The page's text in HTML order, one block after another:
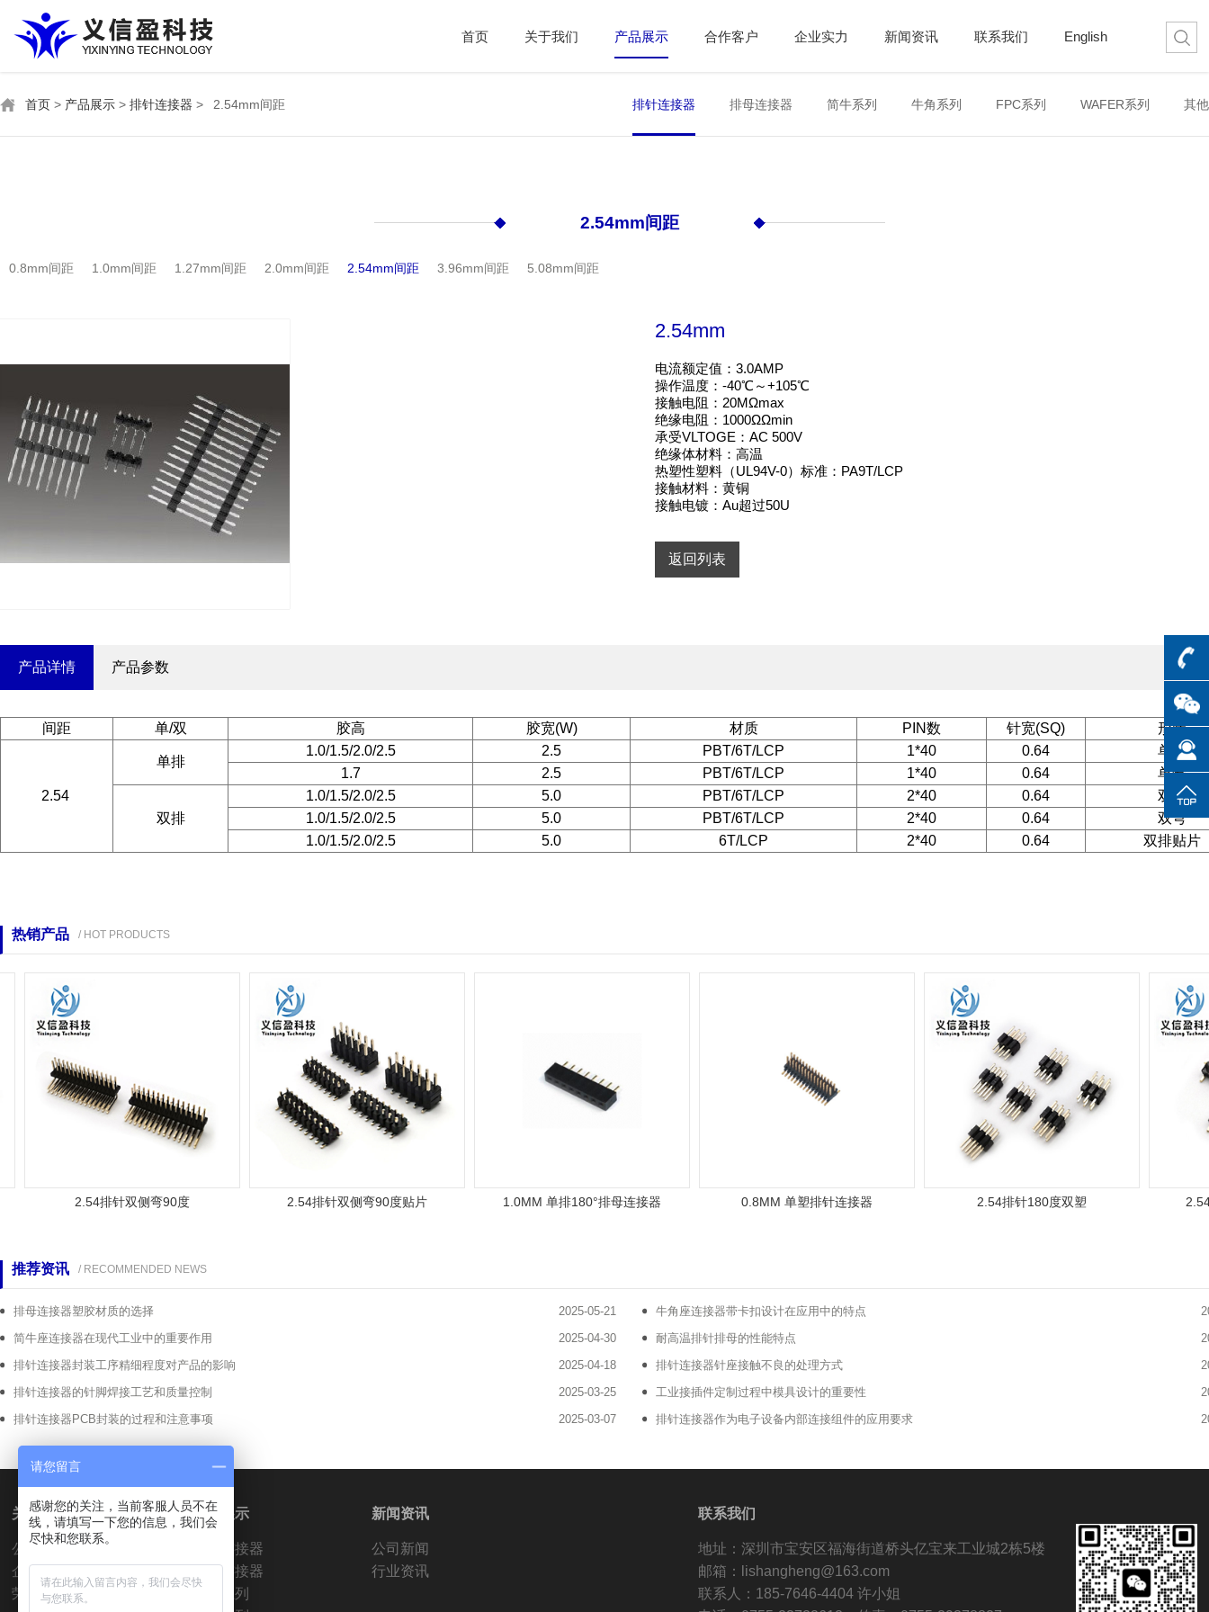
首页 关于我们 产品展示 合作客户 企业实力 新闻资讯 联系我们 English
首页 > 产品展示 > 排针连接器 > 2.54mm间距 排针连接器 排母连接器 简牛系列 牛角系列 FPC系列 WAFER系列 其他
2.54mm间距
0.8mm间距 1.0mm间距 1.27mm间距 2.0mm间距 2.54mm间距 3.96mm间距 5.08mm间距
2.54mm
电流额定值：3.0AMP
操作温度：-40℃～+105℃
接触电阻：20MΩmax
绝缘电阻：1000ΩΩmin
承受VLTOGE：AC 500V
绝缘体材料：高温
热塑性塑料（UL94V-0）标准：PA9T/LCP
接触材料：黄铜
接触电镀：Au超过50U
返回列表
产品详情 产品参数
间距 单/双 胶高 胶宽(W) 材质 PIN数 针宽(SQ) 形状
2.54
单排
1.0/1.5/2.0/2.5 2.5 PBT/6T/LCP 1*40 0.64
单直
1.7
2.5 PBT/6T/LCP 1*40 0.64 单弯
双排
1.0/1.5/2.0/2.5 5.0 PBT/6T/LCP 2*40 0.64
双直
1.0/1.5/2.0/2.5
5.0 PBT/6T/LCP 2*40 0.64
双弯
1.0/1.5/2.0/2.5
5.0 6T/LCP 2*40 0.64 双排贴片
热销产品 / HOT PRODUCTS
2.54排针双侧弯90度 2.54排针双侧弯90度贴片 1.0MM 单排180°排母连接器 0.8MM 单塑排针连接器 2.54排针180度双塑 2.54
推荐资讯 / RECOMMENDED NEWS
2025-05-21
排母连接器塑胶材质的选择
牛角座连接器带卡扣设计在应用中的特点
2025-04-30
简牛座连接器在现代工业中的重要作用
耐高温排针排母的性能特点
2025-04-18
排针连接器封装工序精细程度对产品的影响
排针连接器针座接触不良的处理方式
2025-03-25
排针连接器的针脚焊接工艺和质量控制
工业接插件定制过程中模具设计的重要性
2025-03-07
排针连接器PCB封装的过程和注意事项 排针连接器作为电子设备内部连接组件的应用要求
关于我们
公司简介
企业文化
荣誉资质
产品展示
排针连接器
排母连接器
简牛系列
新闻资讯
公司新闻
行业资讯
联系我们
地址：深圳市宝安区福海街道桥头亿宝来工业城2栋5楼
邮箱：lishangheng@163.com
联系人：185-7646-4404 许小姐
请您留言
感谢您的关注，当前客服人员不在
线，请填写一下您的信息，我们会
尽快和您联系。